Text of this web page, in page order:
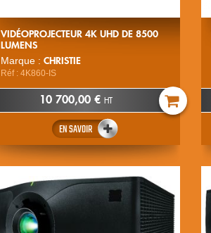
VIDÉOPROJECTEUR 4K UHD DE 8500
LUMENS
Marque : CHRISTIE
Réf : 4K860-IS
10 700,00 €HT
EN SAVOIR